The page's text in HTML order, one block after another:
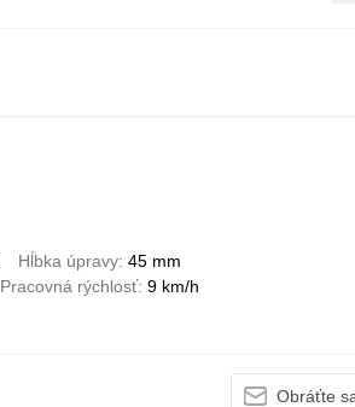
Hĺbka úpravy 45 mm
Pracovná rýchlosť 9 km/h
Obráťte